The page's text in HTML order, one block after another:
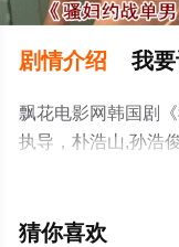
剧情介绍 我
飘花电影网韩国剧
执导，朴浩山,孙浩
精彩演绎的韩国电
花影院，热播电视
猜你喜欢